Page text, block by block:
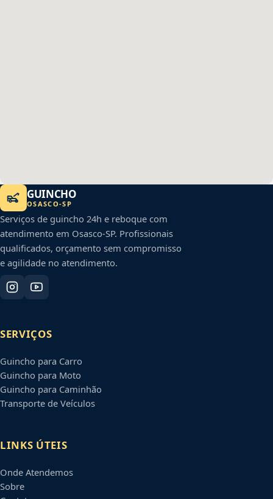
GUINCHO
OSASCO-SP
Serviços de guincho 24h e reboque com
atendimento em Osasco-SP. Profissionais
qualificados, orçamento sem compromisso
e agilidade no atendimento.
SERVIÇOS
Guincho para Carro
Guincho para Moto
Guincho para Caminhão
Transporte de Veículos
LINKS ÚTEIS
Onde Atendemos
Sobre